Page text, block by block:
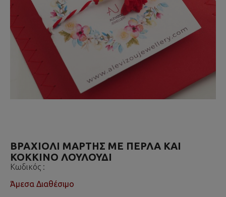
ΒΡΑΧΙΟΛΙ ΜΑΡΤΗΣ ΜΕ ΠΕΡΛΑ ΚΑΙ
ΚΟΚΚΙΝΟ ΛΟΥΛΟΥΔΙ
Κωδικός :
Άμεσα Διαθέσιμο